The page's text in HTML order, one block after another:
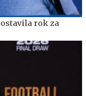
rok za